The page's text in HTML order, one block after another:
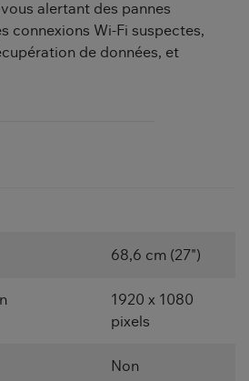
alertant des pannes
connexions Wi-Fi suspectes,
de données, et
68,6 cm (27")
1920 x 1080
pixels
Non